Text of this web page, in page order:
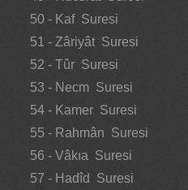
50 - Kaf Suresi
51 - Zâriyât Suresi
52 - Tûr Suresi
53 - Necm Suresi
54 - Kamer Suresi
55 - Rahmân Suresi
56 - Vâkıa Suresi
57 - Hadîd Suresi